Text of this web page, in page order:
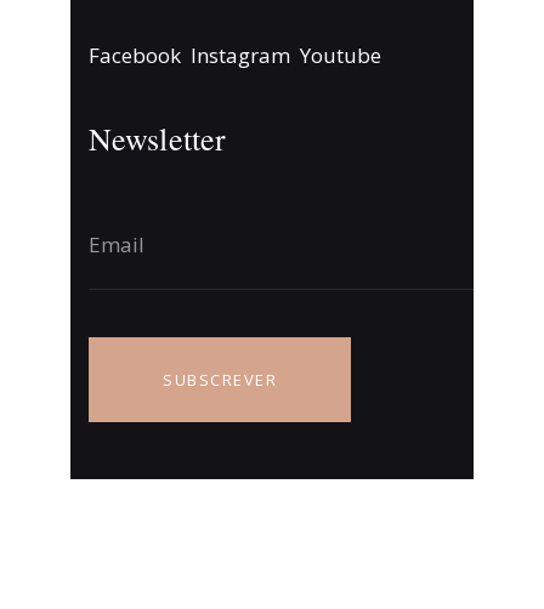
Facebook Instagram Youtube
Newsletter